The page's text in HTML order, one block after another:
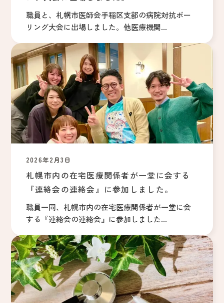
職員と、札幌市医師会手稲区支部の病院対抗ボー
リング大会に出場しました。他医療機関...
2026年2月3日
札幌市内の在宅医療関係者が一堂に会する
『連絡会の連絡会』に参加しました。
職員一同、札幌市内の在宅医療関係者が一堂に会
する『連絡会の連絡会』に参加しました...